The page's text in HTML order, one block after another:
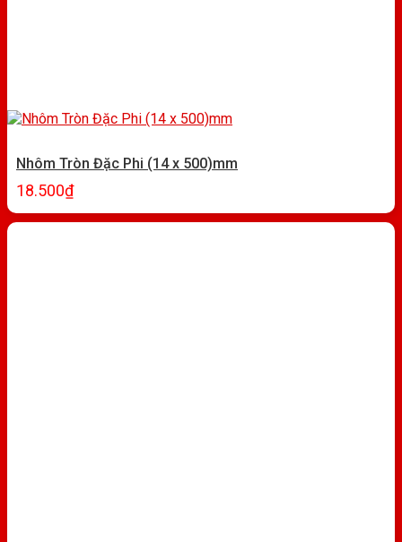
Nhôm Tròn Đặc Phi (14 x 500)mm
18.500₫